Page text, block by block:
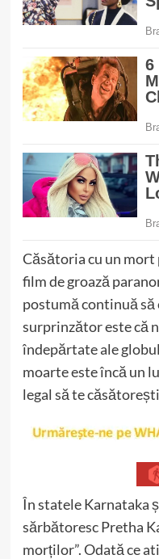
Căsătoria cu un mort
film de groază
postumă continuă să
surprinzător este că
îndepărtate ale
moarte este încă un
legal să te
În statele Karnataka
sărbătoresc Pretha
morților”. Odată ce